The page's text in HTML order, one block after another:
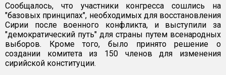
Сообщалось, что участники конгресса сошлись на
"базовых принципах", необходимых для восстановления
Сирии после военного конфликта, и выступили за
"демократический путь" для страны путем всенародных
выборов. Кроме того, было принято решение о
создании комитета из 150 членов для изменения
сирийской конституции.